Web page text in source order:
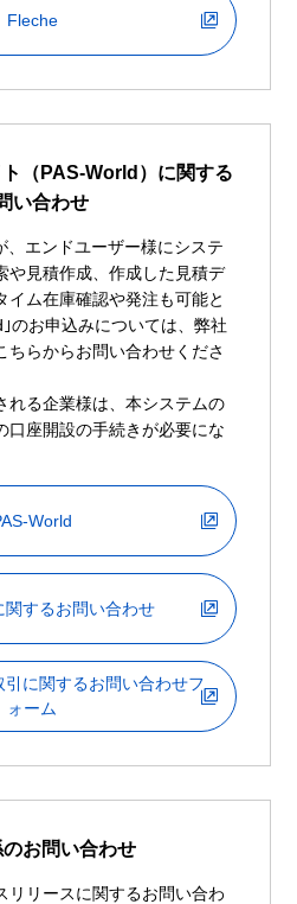
Fleche
（PAS-World）に関する
い合わせ
、エンドユーザー様にシステ
や見積作成、作成した見積デ
イム在庫確認や発注も可能と
のお申込みについては、弊社
ちらからお問い合わせくださ
る企業様は、本システムの
口座開設の手続きが必要にな
World
関するお問い合わせ
引に関するお問い合わせフ
ォーム
お問い合わせ
リリースに関するお問い合わ